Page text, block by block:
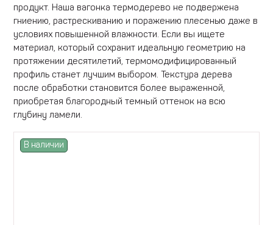
продукт. Наша вагонка термодерево не подвержена
гниению, растрескиванию и поражению плесенью даже в
условиях повышенной влажности. Если вы ищете
материал, который сохранит идеальную геометрию на
протяжении десятилетий, термомодифицированный
профиль станет лучшим выбором. Текстура дерева
после обработки становится более выраженной,
приобретая благородный темный оттенок на всю
глубину ламели.
В наличии